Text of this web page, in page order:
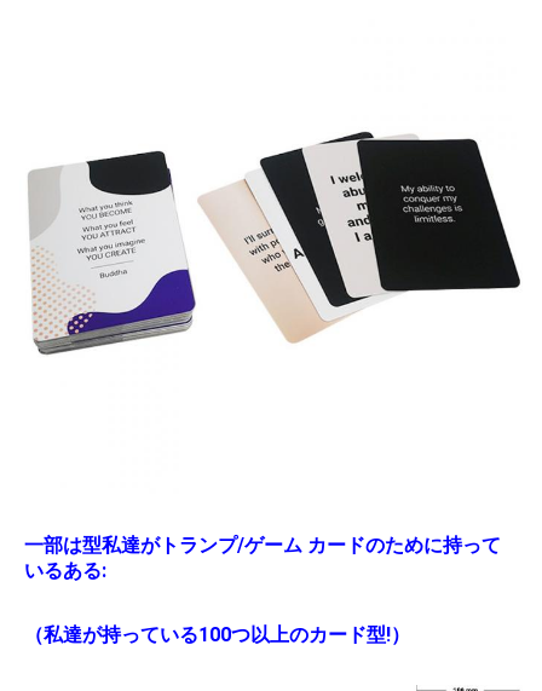
一部は型私達がトランプ/ゲーム カードのために持って
いるある:
（私達が持っている100つ以上のカード型!）